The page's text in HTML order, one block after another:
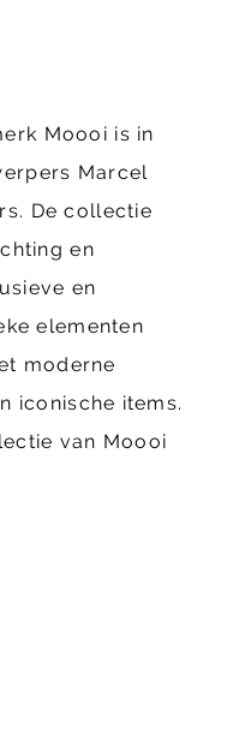
Moooi is in
Marcel
De collectie
en
en
elementen
moderne
iconische items.
van Moooi